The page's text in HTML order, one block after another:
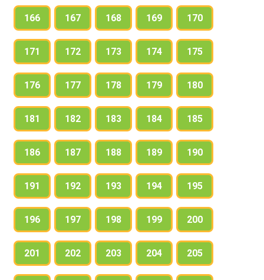
166 167 168 169 170
171 172 173 174 175
176 177 178 179 180
181 182 183 184 185
186 187 188 189 190
191 192 193 194 195
196 197 198 199 200
201 202 203 204 205